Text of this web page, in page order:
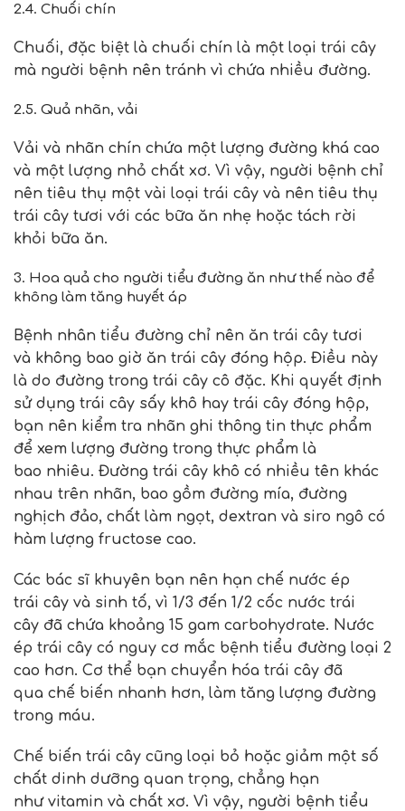
2.4. Chuối chín
Chuối, đặc biệt là chuối chín là một loại trái cây
mà người bệnh nên tránh vì chứa nhiều đường.
2.5. Quả nhãn, vải
Vải và nhãn chín chứa một lượng đường khá cao
và một lượng nhỏ chất xơ. Vì vậy, người bệnh chỉ
nên tiêu thụ một vài loại trái cây và nên tiêu thụ
trái cây tươi với các bữa ăn nhẹ hoặc tách rời
khỏi bữa ăn.
3. Hoa quả cho người tiểu đường ăn như thế nào để
không làm tăng huyết áp
Bệnh nhân tiểu đường chỉ nên ăn trái cây tươi
và không bao giờ ăn trái cây đóng hộp. Điều này
là do đường trong trái cây cô đặc. Khi quyết định
sử dụng trái cây sấy khô hay trái cây đóng hộp,
bạn nên kiểm tra nhãn ghi thông tin thực phẩm
để xem lượng đường trong thực phẩm là
bao nhiêu. Đường trái cây khô có nhiều tên khác
nhau trên nhãn, bao gồm đường mía, đường
nghịch đảo, chất làm ngọt, dextran và siro ngô có
hàm lượng fructose cao.
Các bác sĩ khuyên bạn nên hạn chế nước ép
trái cây và sinh tố, vì 1/3 đến 1/2 cốc nước trái
cây đã chứa khoảng 15 gam carbohydrate. Nước
ép trái cây có nguy cơ mắc bệnh tiểu đường loại 2
cao hơn. Cơ thể bạn chuyển hóa trái cây đã
qua chế biến nhanh hơn, làm tăng lượng đường
trong máu.
Chế biến trái cây cũng loại bỏ hoặc giảm một số
chất dinh dưỡng quan trọng, chẳng hạn
như vitamin và chất xơ. Vì vậy, người bệnh tiểu